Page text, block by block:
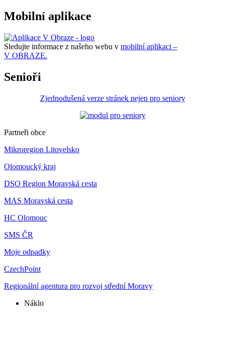
Mobilní aplikace
Sledujte informace z našeho webu v mobilní aplikaci –
V OBRAZE.
Senioři
Zjednodušená verze stránek nejen pro seniory
Partneři obce
Mikroregion Litovelsko
Olomoucký kraj
DSO Region Moravská cesta
MAS Moravská cesta
HC Olomouc
SMS ČR
Moje odpadky
CzechPoint
Regionální agentura pro rozvoj střední Moravy
Náklo